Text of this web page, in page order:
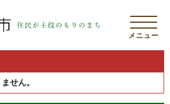
メニュー
せん。